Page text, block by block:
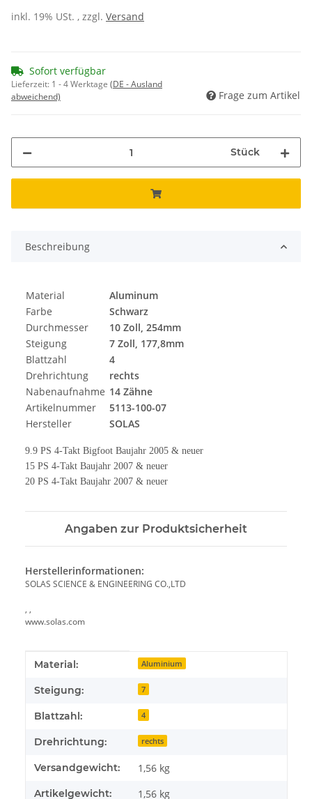
inkl. 19% USt. , zzgl. Versand
Sofort verfügbar
Lieferzeit: 1 - 4 Werktage (DE - Ausland
abweichend)
Frage zum Artikel
Stück
Beschreibung
Material
Aluminum
Farbe
Schwarz
Durchmesser
10 Zoll, 254mm
Steigung
7 Zoll, 177,8mm
Blattzahl
4
Drehrichtung
rechts
Nabenaufnahme 14 Zähne
Artikelnummer
5113-100-07
Hersteller
SOLAS
9.9 PS 4-Takt Bigfoot Baujahr 2005 & neuer
15 PS 4-Takt Baujahr 2007 & neuer
20 PS 4-Takt Baujahr 2007 & neuer
Angaben zur Produktsicherheit
Herstellerinformationen:
SOLAS SCIENCE & ENGINEERING CO.,LTD
, ,
www.solas.com
Produkteigenschaft
Wert
Material: Aluminium
Steigung: 7
Blattzahl: 4
Drehrichtung: rechts
Versandgewicht: 1,56 kg
Artikelgewicht: 1,56 kg